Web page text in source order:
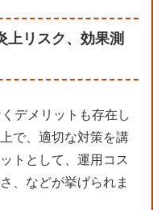
上リスク、効果測
デメリットも存在し
で、適切な対策を講
トとして、運用コス
、などが挙げられま